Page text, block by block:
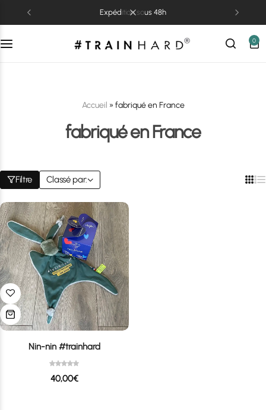
expédition sous 48h
0
Accueil » fabriqué en France
fabriqué en France
Filtre Classé par:
Nin-nin #trainhard
40,00€